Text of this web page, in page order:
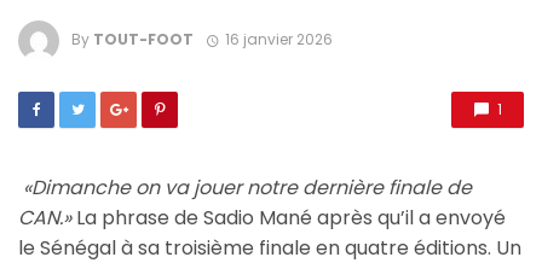
By TOUT-FOOT 16 janvier 2026
1
«Dimanche on va jouer notre dernière finale de
CAN.»La phrase de Sadio Mané après qu’il a envoyé
le Sénégal à sa troisième finale en quatre éditions. Un